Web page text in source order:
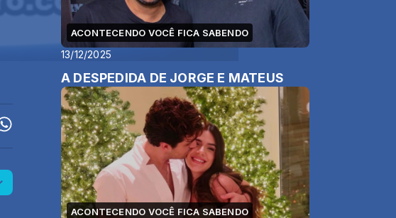
ACONTECENDO VOCÊ FICA SABENDO
13/12/2025
A DESPEDIDA DE JORGE E MATEUS
ACONTECENDO VOCÊ FICA SABENDO